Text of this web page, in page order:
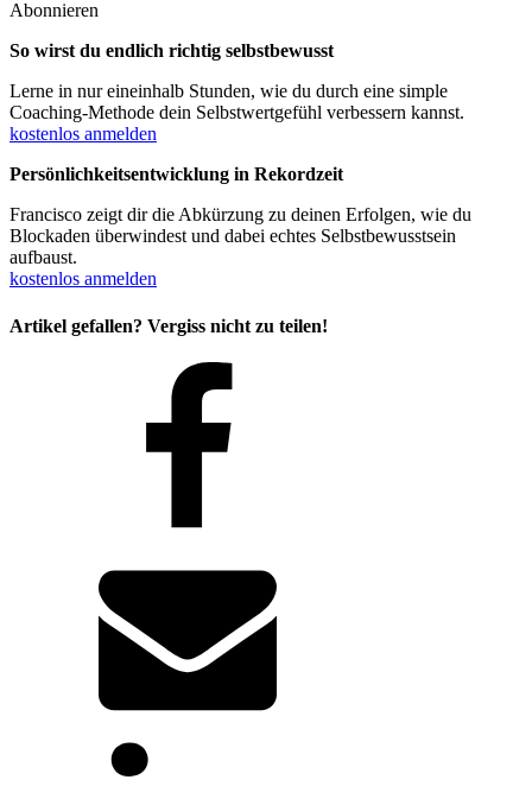
Abonnieren
So wirst du endlich richtig selbstbewusst
Lerne in nur eineinhalb Stunden, wie du durch eine simple
Coaching-Methode dein Selbstwertgefühl verbessern kannst.
kostenlos anmelden
Persönlichkeitsentwicklung in Rekordzeit
Francisco zeigt dir die Abkürzung zu deinen Erfolgen, wie du
Blockaden überwindest und dabei echtes Selbstbewusstsein
aufbaust.
kostenlos anmelden
Artikel gefallen? Vergiss nicht zu teilen!